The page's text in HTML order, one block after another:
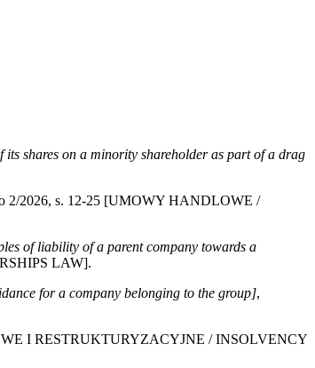
its shares on a minority shareholder as part of a drag
2/2026, s. 12-25 [UMOWY HANDLOWE /
of liability of a parent company towards a
LAW].
for a company belonging to the group],
I RESTRUKTURYZACYJNE / INSOLVENCY